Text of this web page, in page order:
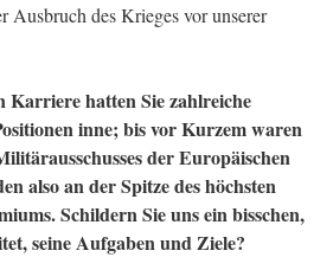
Ausbruch des Krieges vor unserer
hatten Sie zahlreiche
inne; bis vor Kurzem waren
der Europäischen
also an der Spitze des höchsten
Schildern Sie uns ein bisschen,
seine Aufgaben und Ziele?